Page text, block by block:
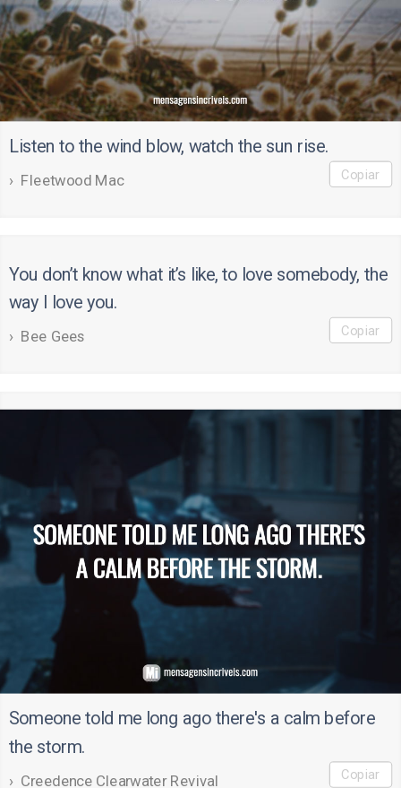
Listen to the wind blow, watch the sun rise.
Fleetwood Mac Copiar
You don’t know what it’s like, to love somebody, the
way I love you.
Bee Gees Copiar
Someone told me long ago there's a calm before
the storm.
Creedence Clearwater Revival Copiar